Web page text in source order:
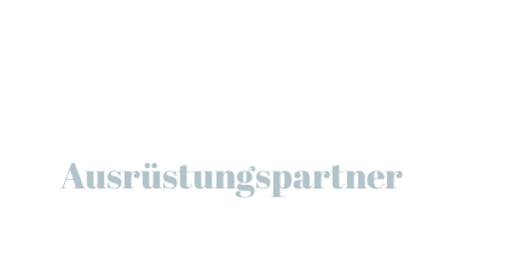
Ausrüstungspartner